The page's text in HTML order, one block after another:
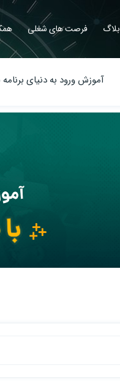
بلاگ فرصت های شغلی
آموزش ورود به دنیای